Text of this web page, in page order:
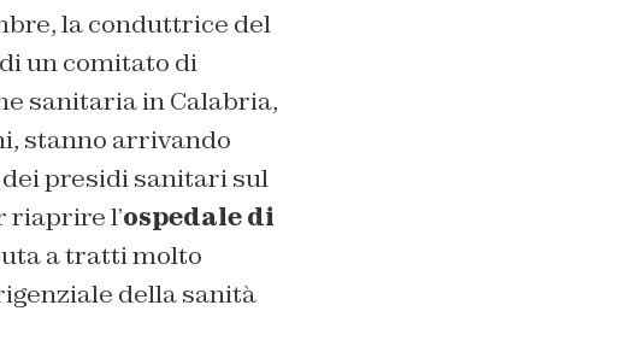
la conduttrice del
un comitato di
sanitaria in Calabria,
stanno arrivando
presidi sanitari sul
l’ospedale di
a tratti molto
della sanità